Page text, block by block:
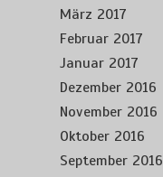
März 2017
Februar 2017
Januar 2017
Dezember 2016
November 2016
Oktober 2016
September 2016